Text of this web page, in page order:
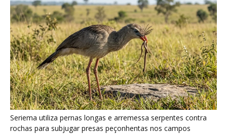
Seriema utiliza pernas longas e arremessa serpentes contra
rochas para subjugar presas peçonhentas nos campos